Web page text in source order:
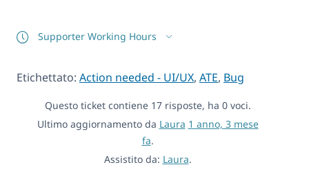
Supporter Working Hours
Etichettato: Action needed - UI/UX, ATE, Bug
Questo ticket contiene 17 risposte, ha 0 voci.
Ultimo aggiornamento da Laura 1 anno, 3 mese
fa.
Assistito da: Laura.